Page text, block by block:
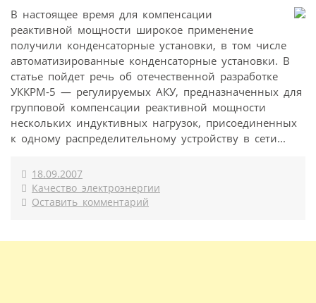
В настоящее время для компенсации
реактивной мощности широкое применение
получили конденсаторные установки, в том числе
автоматизированные конденсаторные установки. В
статье пойдет речь об отечественной разработке
УККРМ-5 — регулируемых АКУ, предназначенных для
групповой компенсации реактивной мощности
нескольких индуктивных нагрузок, присоединенных
к одному распределительному устройству в сети...
18.09.2007
Качество электроэнергии
Оставить комментарий